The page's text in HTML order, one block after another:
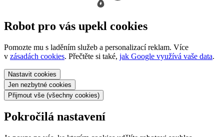
Robot pro vás upekl cookies
Pomozte mu s laděním služeb a personalizací reklam. Více
v zásadách cookies. Přečtěte si také, jak Google využívá vaše data.
Nastavit cookies
Jen nezbytné cookies
Přijmout vše (všechny cookies)
Pokročilá nastavení